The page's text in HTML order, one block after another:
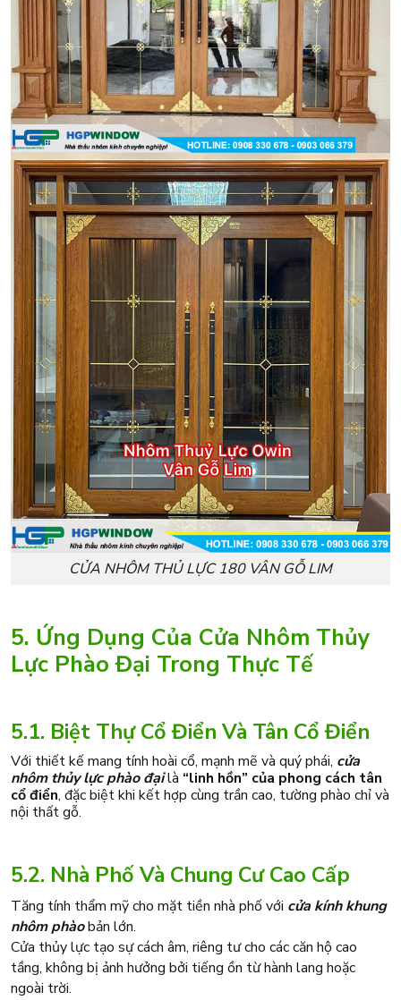
CỬA NHÔM THỦ LỰC 180 VÂN GỖ LIM
5. Ứng Dụng Của Cửa Nhôm Thủy
Lực Phào Đại Trong Thực Tế
5.1. Biệt Thự Cổ Điển Và Tân Cổ Điển
Với thiết kế mang tính hoài cổ, mạnh mẽ và quý phái, cửa
nhôm thủy lực phào đạilà “linh hồn” của phong cách tân
cổ điển, đặc biệt khi kết hợp cùng trần cao, tường phào chỉ và
nội thất gỗ.
5.2. Nhà Phố Và Chung Cư Cao Cấp
Tăng tính thẩm mỹ cho mặt tiền nhà phố với cửa kính khung
nhôm phàobản lớn.
Cửa thủy lực tạo sự cách âm, riêng tư cho các căn hộ cao
tầng, không bị ảnh hưởng bởi tiếng ồn từ hành lang hoặc
ngoài trời.